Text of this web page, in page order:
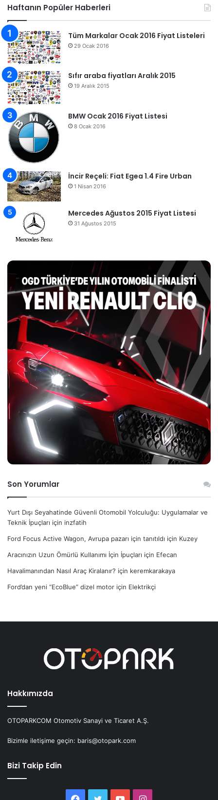
Haftanın Popüler Haberleri
Tüm Markalar Ocak 2016 Fiyat Listeleri
29 Ocak 2016
Sıfır araba fiyatları Aralık 2015
19 Aralık 2015
BMW Ocak 2016 Fiyat Listesi
8 Ocak 2016
İncir Reçeli: Fiat Egea 1.4 Fire Urban
1 Nisan 2016
Mercedes Ağustos 2015 Fiyat Listesi
31 Ağustos 2015
Son Yorumlar
Yurt Dışı Seyahatinde Güvenli Otomobil Yolculuğu: Uygulamalar ve
Teknik İpuçları için inzfatih
Ford Focus Active Wagon, Avrupa pazarı için tanıtıldı için Kuzey
Aracınızın Uzun Ömürlü Kullanımı İçin İpuçları için Efecan
Havalimanından Nasıl Araç Kiralanır? için keremkarakaya
Ford’dan yeni “EcoBlue” dizel motor için Elektrikçi
Hakkımızda
OTOPARKCOM Otomotiv Sanayi ve Ticaret A.Ş.
Bizimle iletişime geçin: baris@otopark.com
Bizi Takip Edin